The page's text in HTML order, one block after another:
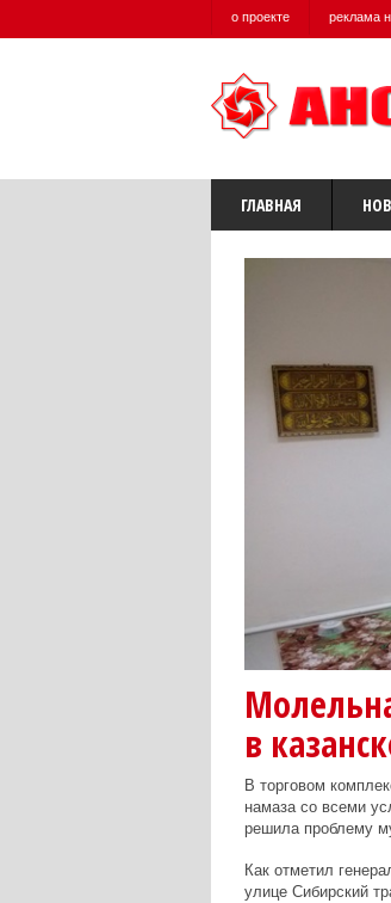
о проекте реклама
ГЛАВНАЯ
в
В торговом
намаза со всеми
решила проблему
Как отметил
улице Сибирский